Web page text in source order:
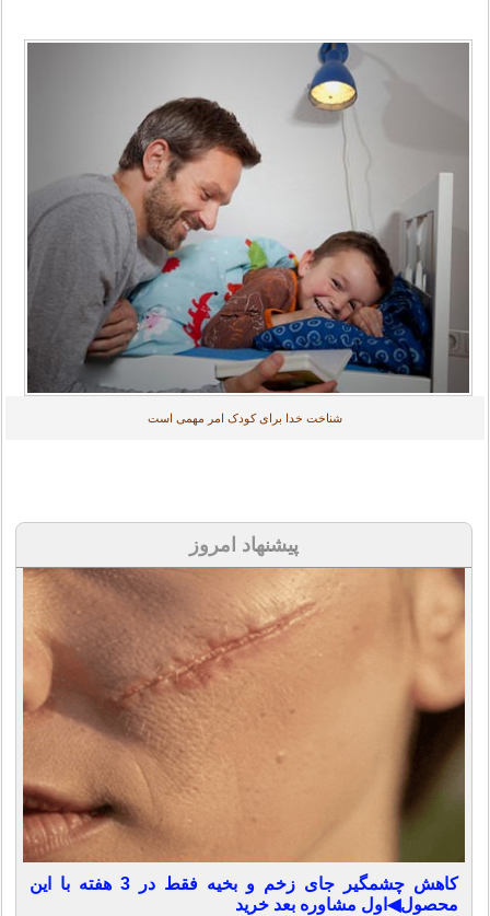
شناخت خدا برای کودک امر مهمی‌ است
پیشنهاد امروز
کاهش چشمگیر جای زخم و بخیه فقط در 3 هفته با این
محصول◀اول مشاوره بعد خرید